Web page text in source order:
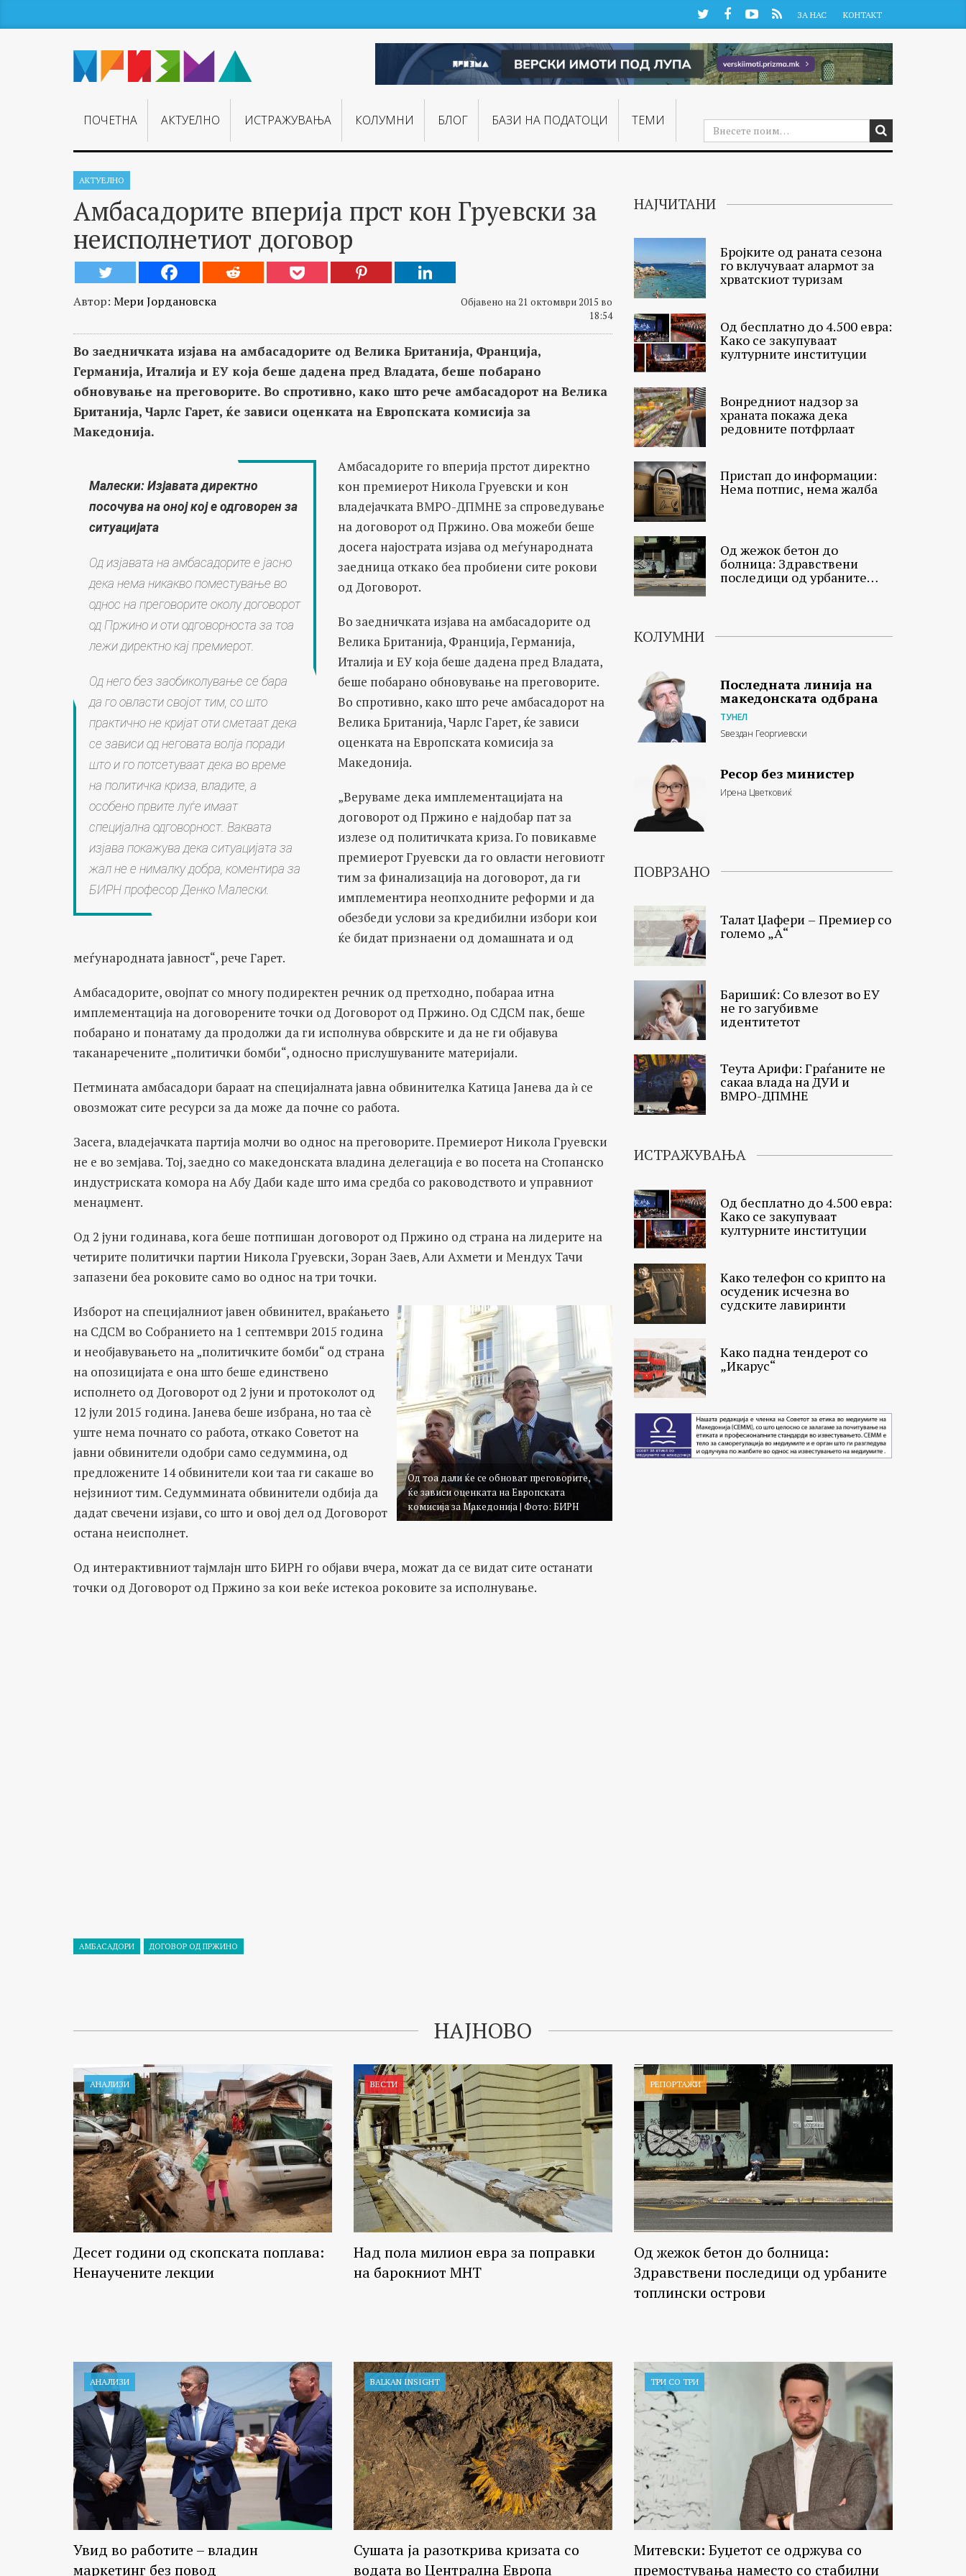
TwitterFacebookYouTube
RSS ЗА НАС КОНТАКТ
ПОЧЕТНА АКТУЕЛНО ИСТРАЖУВАЊA КОЛУМНИ БЛОГ БАЗИ НА ПОДАТОЦИ ТЕМИ
АКТУЕЛНО
Амбасадорите вперија прст кон Груевски за
неисполнетиот договор
Автор: Мери Јордановска
Објавено на 21 октомври 2015 во
18:54
Во заедничката изјава на амбасадорите од Велика Британија, Франција,
Германија, Италија и ЕУ која беше дадена пред Владата, беше побарано
обновување на преговорите. Во спротивно, како што рече амбасадорот на Велика
Британија, Чарлс Гарет, ќе зависи оценката на Европската комисија за
Македонија.
Малески: Изјавата директно
посочува на оној кој е одговорен за
ситуацијата
Од изјавата на амбасадорите е јасно
дека нема никакво поместување во
однос на преговорите околу договорот
од Пржино и оти одговорноста за тоа
лежи директно кај премиерот.
Од него без заобиколување се бара
да го овласти својот тим, со што
практично не кријат оти сметаат дека
се зависи од неговата волја поради
што и го потсетуваат дека во време
на политичка криза, владите, а
особено првите луѓе имаат
специјална одговорност. Ваквата
изјава покажува дека ситуацијата за
жал не е нималку добра, коментира за
БИРН професор Денко Малески.
Амбасадорите го вперија прстот директно
кон премиерот Никола Груевски и кон
владејачката ВМРО-ДПМНЕ за спроведување
на договорот од Пржино. Ова можеби беше
досега најострата изјава од меѓународната
заедница откако беа пробиени сите рокови
од Договорот.
Во заедничката изјава на амбасадорите од
Велика Британија, Франција, Германија,
Италија и ЕУ која беше дадена пред Владата,
беше побарано обновување на преговорите.
Во спротивно, како што рече амбасадорот на
Велика Британија, Чарлс Гарет, ќе зависи
оценката на Европската комисија за
Македонија.
„Веруваме дека имплементацијата на
договорот од Пржино е најдобар пат за
излезе од политичката криза. Го повикавме
премиерот Груевски да го овласти неговиотг
тим за финализација на договорот, да ги
имплементира неопходните реформи и да
обезбеди услови за кредибилни избори кои
ќе бидат признаени од домашната и од
меѓународната јавност“, рече Гарет.
Амбасадорите, овојпат со многу подиректен речник од претходно, побараа итна
имплементација на договорените точки од Договорот од Пржино. Од СДСМ пак, беше
побарано и понатаму да продолжи да ги исполнува обврските и да не ги објавува
таканаречените „политички бомби“, односно прислушуваните материјали.
Петмината амбасадори бараат на специјалната јавна обвинителка Катица Јанева да ѝ се
овозможат сите ресурси за да може да почне со работа.
Засега, владејачката партија молчи во однос на преговорите. Премиерот Никола Груевски
не е во земјава. Тој, заедно со македонската владина делегација е во посета на Стопанско
индустриската комора на Абу Даби каде што има средба со раководството и управниот
менаџмент.
Од 2 јуни годинава, кога беше потпишан договорот од Пржино од страна на лидерите на
четирите политички партии Никола Груевски, Зоран Заев, Али Ахмети и Мендух Тачи
запазени беа роковите само во однос на три точки.
Од тоа дали ќе се обноват преговорите,
ќе зависи оценката на Европската
комисија за Македонија | Фото: БИРН
Изборот на специјалниот јавен обвинител, враќањето
на СДСМ во Собранието на 1 септември 2015 година
и необјавувањето на „политичките бомби“ од страна
на опозицијата е она што беше единствено
исполнето од Договорот од 2 јуни и протоколот од
12 јули 2015 година. Јанева беше избрана, но таа сè
уште нема почнато со работа, откако Советот на
јавни обвинители одобри само седуммина, од
предложените 14 обвинители кои таа ги сакаше во
нејзиниот тим. Седуммината обвинители одбија да
дадат свечени изјави, со што и овој дел од Договорот
остана неисполнет.
Од интерактивниот тајмлајн што БИРН го објави вчера, можат да се видат сите останати
точки од Договорот од Пржино за кои веќе истекоа роковите за исполнување.
АМБАСАДОРИ ДОГОВОР ОД ПРЖИНО
НАЈЧИТАНИ
Бројките од раната сезона
го вклучуваат алармот за
хрватскиот туризам
Од бесплатно до 4.500 евра:
Како се закупуваат
културните институции
Вонредниот надзор за
храната покажа дека
редовните потфрлаат
Пристап до информации:
Нема потпис, нема жалба
Од жежок бетон до
болница: Здравствени
последици од урбаните
КОЛУМНИ
Последната линија на
македонската одбрана
ТУНЕЛ
Ѕвездан Георгиевски
Ресор без министер
Ирена Цветковиќ
ПОВРЗАНО
Талат Џафери – Премиер со
големо „А“
Баришиќ: Со влезот во ЕУ
не го загубивме
идентитетот
Теута Арифи: Граѓаните не
сакаа влада на ДУИ и
ВМРО-ДПМНЕ
ИСТРАЖУВАЊА
Од бесплатно до 4.500 евра:
Како се закупуваат
културните институции
Како телефон со крипто на
осуденик исчезна во
судските лавиринти
Како падна тендерот со
„Икарус“
НАЈНОВО
АНАЛИЗИ
Десет години од скопската поплава:
Ненаучените лекции
ВЕСТИ
Над пола милион евра за поправки
на барокниот МНТ
РЕПОРТАЖИ
Од жежок бетон до болница:
Здравствени последици од урбаните
топлински острови
АНАЛИЗИ
Увид во работите – владин
маркетинг без повод
BALKAN INSIGHT
Сушата ја разоткрива кризата со
водата во Централна Европа
ТРИ СО ТРИ
Митевски: Буџетот се одржува со
премостувања наместо со стабилни